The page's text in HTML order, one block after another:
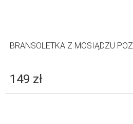
BRANSOLETKA Z MOSIĄDZU
149 zł